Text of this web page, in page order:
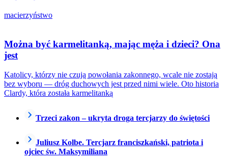
macierzyństwo
Można być karmelitanką, mając męża i dzieci? Ona
jest
Katolicy, którzy nie czują powołania zakonnego, wcale nie zostają
bez wyboru — dróg duchowych jest przed nimi wiele. Oto historia
Clardy, która została karmelitanką
Trzeci zakon – ukryta droga tercjarzy do świętości
Juliusz Kolbe. Tercjarz franciszkański, patriota i
ojciec św. Maksymiliana